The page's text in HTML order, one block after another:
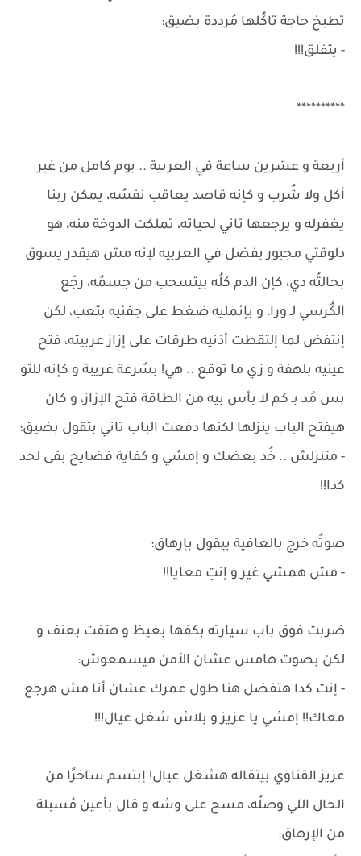
تطبخ حاجة تاكُلها مُرددة بضيق:
- يتفلق!!!
**********
أربعة و عشرين ساعة في العربية .. يوم كامل من غير
أكل ولا شُرب و كإنه قاصد يعاقب نفسُه، يمكن ربنا
يغفرله و يرجعها تاني لحياته، تملكت الدوخة منه، هو
دلوقتي مجبور يفضل في العربيه لإنه مش هيقدر يسوق
بحالتُه دي، كإن الدم كلُه بيتسحب من جسمُه، رجّع
الكُرسي لـ ورا، و بإنمليه ضغط على جفنيه بتعب، لكن
إنتفض لما إلتقطت أذنيه طرقات على إزاز عربيته، فتح
عينيه بلهفة و زي ما توقع .. هي! بسُرعة غريبة و كإنه للتو
بس مُد بـ كم لا بأس بيه من الطاقة فتح الإزاز، و كان
هيفتح الباب ينزلها لكنها دفعت الباب تاني بتقول بضيق:
- متنزلش .. خُد بعضك و إمشي و كفاية فضايح بقى لحد
كدا!!
صوتُه خرج بالعافية بيقول بإرهاق:
- مش همشي غير و إنتِ معايا!!
ضربت فوق باب سيارته بكفها بغيظ و هتفت بعنف و
لكن بصوت هامس عشان الأمن ميسمعوش:
- إنت كدا هتفضل هنا طول عمرك عشان أنا مش هرجع
معاك!! إمشي يا عزيز و بلاش شغل عيال!!!
عزيز القناوي بيتقاله هشغل عيال! إبتسم ساخرًا من
الحال اللي وصلُه، مسح على وشه و قال بأعين مُسبلة
من الإرهاق: